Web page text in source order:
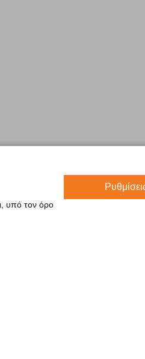
υπό τον όρο